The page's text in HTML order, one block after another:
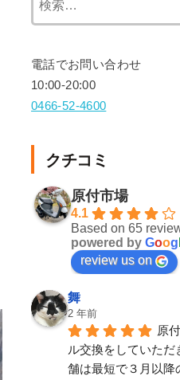
電話でお問い合わせ
10:00-20:00
0466-52-4600
クチコミ
原付市場
4.1
Based on 65
powered by Goog
review us on
舞
2 年前
原
ル交換をしていた
舗は最短で３月以降